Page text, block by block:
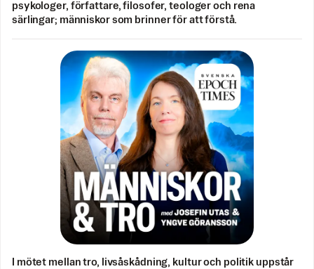
psykologer, författare, filosofer, teologer och rena
särlingar; människor som brinner för att förstå.
I mötet mellan tro, livsåskådning, kultur och politik uppstår